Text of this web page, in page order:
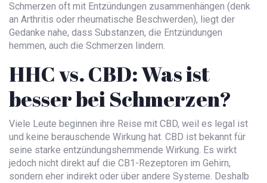
Schmerzen oft mit Entzündungen zusammenhängen (denk
an Arthritis oder rheumatische Beschwerden), liegt der
Gedanke nahe, dass Substanzen, die Entzündungen
hemmen, auch die Schmerzen lindern.
HHC vs. CBD: Was ist
besser bei Schmerzen?
Viele Leute beginnen ihre Reise mit CBD, weil es legal ist
und keine berauschende Wirkung hat. CBD ist bekannt für
seine starke entzündungshemmende Wirkung. Es wirkt
jedoch nicht direkt auf die CB1-Rezeptoren im Gehirn,
sondern eher indirekt oder über andere Systeme. Deshalb